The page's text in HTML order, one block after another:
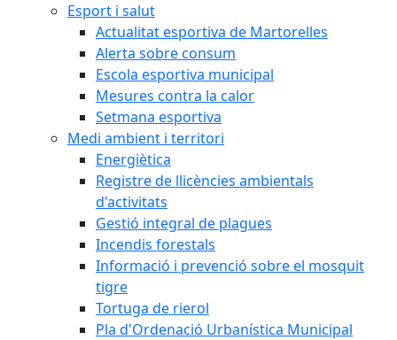
Esport i salut
Actualitat esportiva de Martorelles
Alerta sobre consum
Escola esportiva municipal
Mesures contra la calor
Setmana esportiva
Medi ambient i territori
Energiètica
Registre de llicències ambientals
d'activitats
Gestió integral de plagues
Incendis forestals
Informació i prevenció sobre el mosquit
tigre
Tortuga de rierol
Pla d'Ordenació Urbanística Municipal